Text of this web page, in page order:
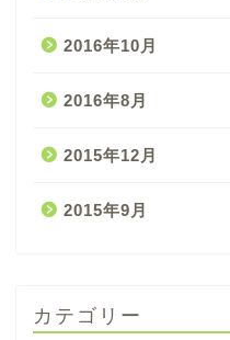
2016年10月
2016年8月
2015年12月
2015年9月
カテゴリー